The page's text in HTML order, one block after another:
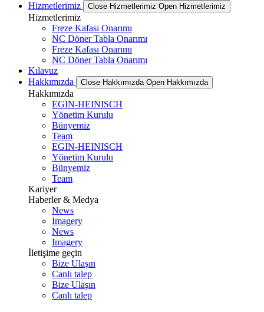
Hizmetlerimiz
Close Hizmetlerimiz Open Hizmetlerimiz
Hizmetlerimiz
Freze Kafası Onarımı
NC Döner Tabla Onarımı
Freze Kafası Onarımı
NC Döner Tabla Onarımı
Kılavuz
Hakkımızda
Close Hakkımızda Open Hakkımızda
Hakkımızda
EGIN-HEINISCH
Yönetim Kurulu
Bünyemiz
Team
EGIN-HEINISCH
Yönetim Kurulu
Bünyemiz
Team
Kariyer
Haberler & Medya
News
Imagery
News
Imagery
İletişime geçin
Bize Ulaşın
Canlı talep
Bize Ulaşın
Canlı talep